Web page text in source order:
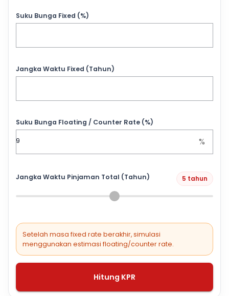
Suku Bunga Fixed (%)
Jangka Waktu Fixed (Tahun)
Suku Bunga Floating / Counter Rate (%)
%
Jangka Waktu Pinjaman Total (Tahun) 5 tahun
Setelah masa fixed rate berakhir, simulasi
menggunakan estimasi floating/counter rate.
Hitung KPR